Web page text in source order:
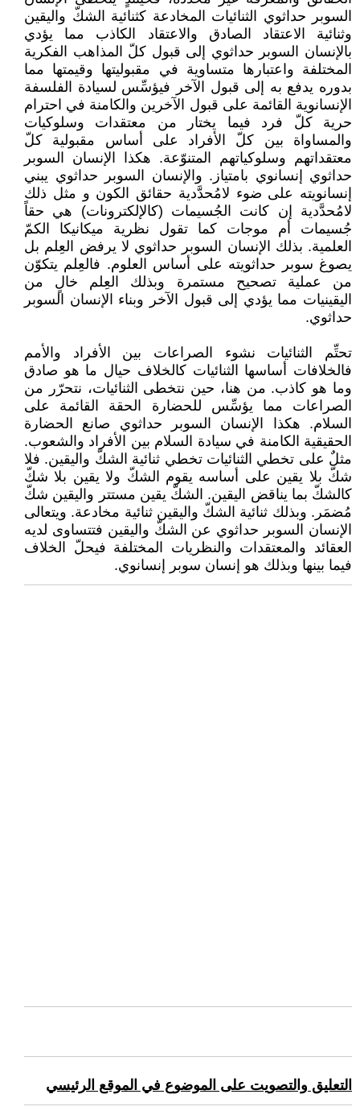
السوبر حداثوي الثنائيات المخادعة كثنائية الشكّ واليقين
وثنائية الاعتقاد الصادق والاعتقاد الكاذب مما يؤدي
بالإنسان السوبر حداثوي إلى قبول كلّ المذاهب الفكرية
المختلفة واعتبارها متساوية في مقبوليتها وقيمتها مما
بدوره يدفع به إلى قبول الآخر فيؤسِّس لسيادة الفلسفة
الإنسانوية القائمة على قبول الآخرين والكامنة في احترام
حرية كلّ فرد فيما يختار من معتقدات وسلوكيات
والمساواة بين كلّ الأفراد على أساس مقبولية كلّ
معتقداتهم وسلوكياتهم المتنوّعة. هكذا الإنسان السوبر
حداثوي إنسانوي بامتياز. والإنسان السوبر حداثوي يبني
إنسانويته على ضوء لامُحدَّدية حقائق الكون و مثل ذلك
لامُحدَّدية إن كانت الجُسيمات (كالإلكترونات) هي حقاً
جُسيمات أم موجات كما تقول نظرية ميكانيكا الكمّ
العلمية. بذلك الإنسان السوبر حداثوي لا يرفض العِلم بل
يصوغ سوبر حداثويته على أساس العلوم. فالعِلم يتكوّن
من عملية تصحيح مستمرة وبذلك العِلم خالٍ من
اليقينيات مما يؤدي إلى قبول الآخر وبناء الإنسان السوبر
حداثوي.
تحتِّم الثنائيات نشوء الصراعات بين الأفراد والأمم
فالخلافات أساسها الثنائيات كالخلاف حيال ما هو صادق
وما هو كاذب. من هنا، حين نتخطى الثنائيات، نتحرّر من
الصراعات مما يؤسِّس للحضارة الحقة القائمة على
السلام. هكذا الإنسان السوبر حداثوي صانع الحضارة
الحقيقية الكامنة في سيادة السلام بين الأفراد والشعوب.
مثلٌ على تخطي الثنائيات تخطي ثنائية الشكّ واليقين. فلا
شكّ بلا يقين على أساسه يقوم الشكّ ولا يقين بلا شكّ
كالشكّ بما يناقض اليقين. الشكّ يقين مستتر واليقين شكّ
مُضمَر. وبذلك ثنائية الشكّ واليقين ثنائية مخادعة. ويتعالى
الإنسان السوبر حداثوي عن الشكّ واليقين فتتساوى لديه
العقائد والمعتقدات والنظريات المختلفة فيحلّ الخلاف
فيما بينها وبذلك هو إنسان سوبر إنسانوي.
التعليق والتصويت على الموضوع في الموقع الرئيسي